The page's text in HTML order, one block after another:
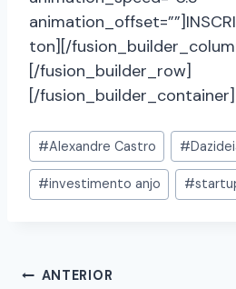
ton][/
[/fusion_builder_row]
[/fusion_builder_container]
#Alexandre Castro #
#investimento anjo #
ANTERIOR